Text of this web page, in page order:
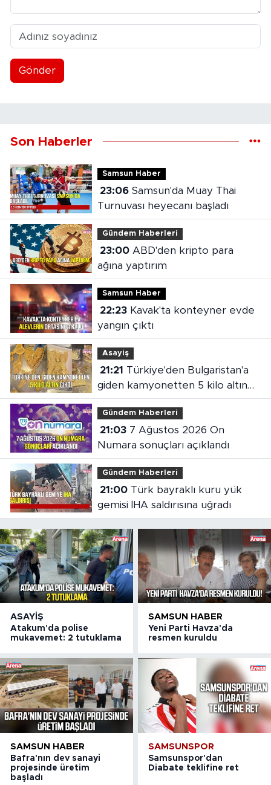
Gönder
Son Haberler
Samsun Haber
23:06Samsun'da Muay Thai
Turnuvası heyecanı başladı
Gündem Haberleri
23:00ABD'den kripto para
ağına yaptırım
Samsun Haber
22:23Kavak'ta konteyner evde
yangın çıktı
Asayiş
21:21
giden kamyonetten 5 kilo altın
çıktı
Gündem Haberleri
21:037 Ağustos 2026 On
Numara sonuçları açıklandı
Gündem Haberleri
21:00Türk bayraklı kuru yük
gemisi İHA saldırısına uğradı
ASAYIŞ
Atakum'da polise
mukavemet: 2 tutuklama
SAMSUN HABER
Yeni Parti Havza'da
resmen kuruldu
SAMSUN HABER
Bafra'nın dev sanayi
projesinde üretim
başladı
SAMSUNSPOR
Samsunspor'dan
Diabate teklifine ret